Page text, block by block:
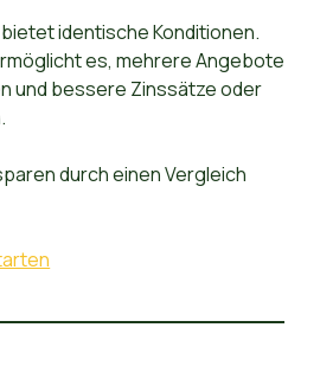
identische Konditionen.
es, mehrere Angebote
und bessere Zinssätze oder
durch einen Vergleich